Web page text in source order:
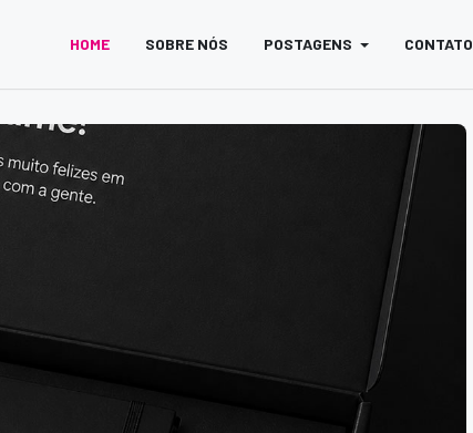
HOME SOBRE NÓS POSTAGENS CONTATO